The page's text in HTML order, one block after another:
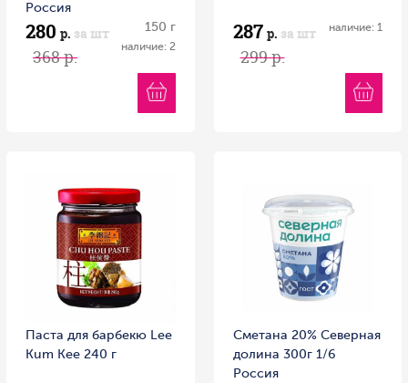
Россия
280 р. за шт
368 р.
150 г
наличие: 2
287 р. за шт
299 р.
наличие: 1
Паста для барбекю Lee
Kum Kee 240 г
Сметана 20% Северная
долина 300г 1/6
Россия